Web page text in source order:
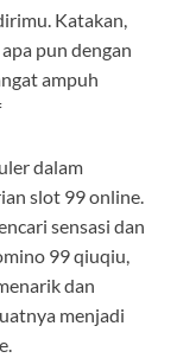
Katakan,
pun dengan
ampuh
dalam
slot 99 online.
sensasi dan
99 qiuqiu,
dan
menjadi